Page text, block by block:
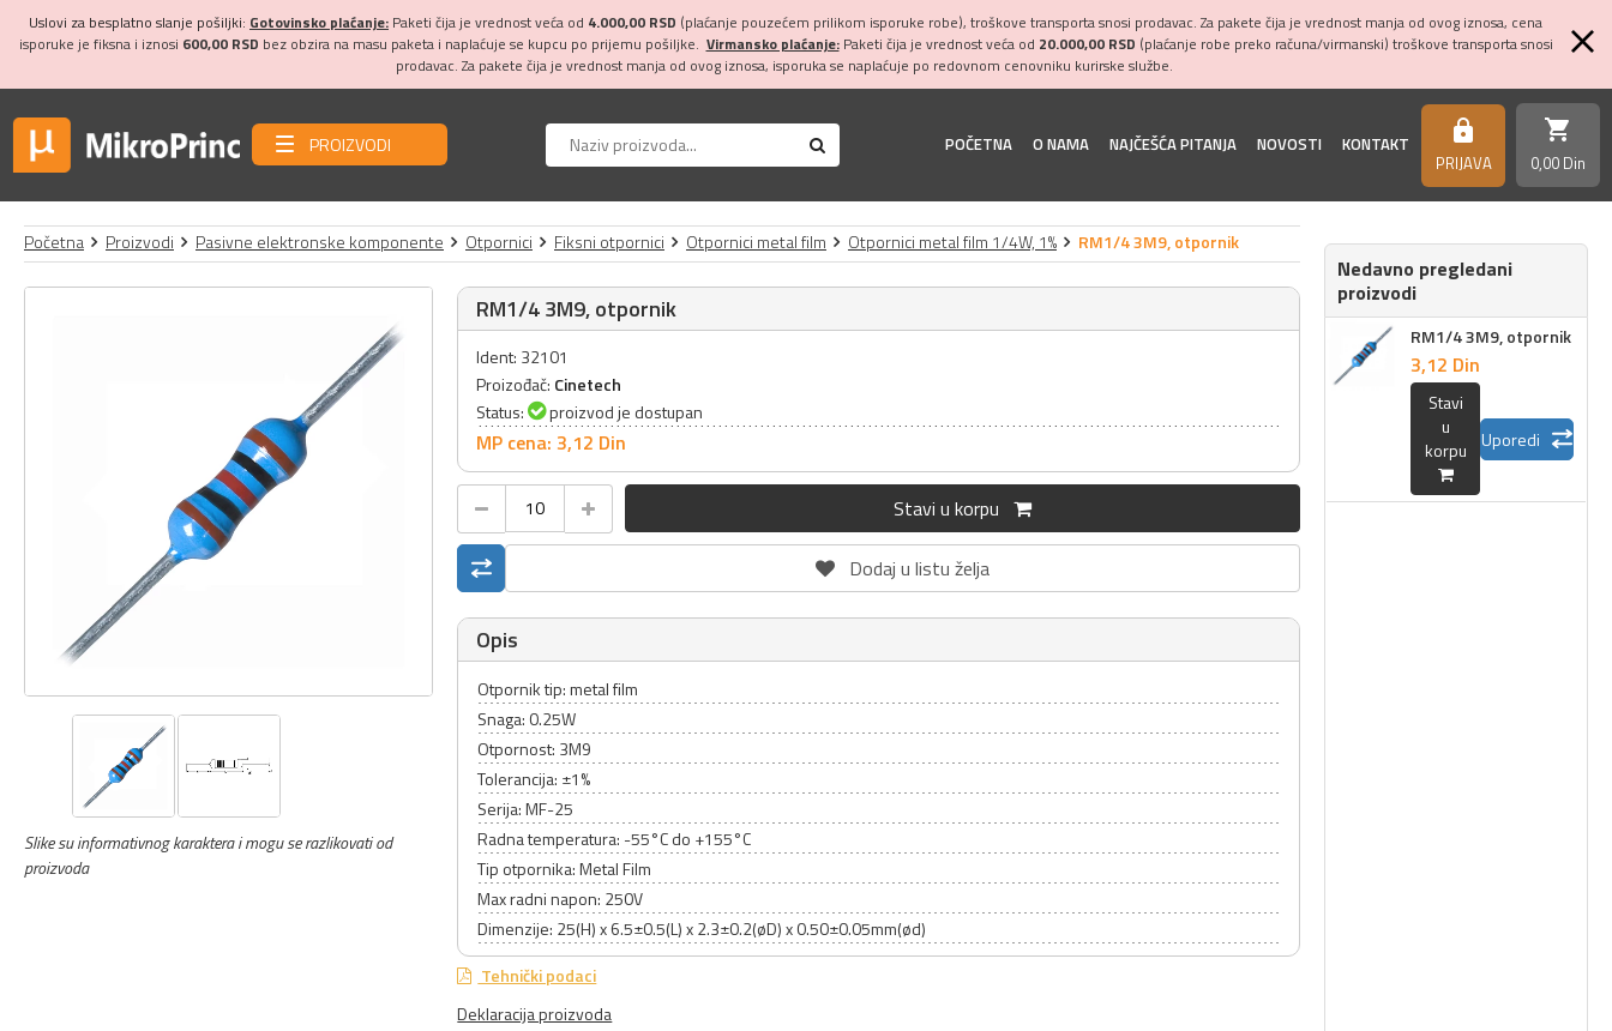
Uslovi za besplatno slanje pošiljki: Gotovinsko plaćanje: Paketi čija je vrednost veća od 4.000,00 RSD (plaćanje pouzećem prilikom isporuke robe), troškove transporta snosi prodavac. Za pakete čija je vrednost manja od ovog iznosa, cena
isporuke je fiksna i iznosi 600,00 RSD bez obzira na masu paketa i naplaćuje se kupcu po prijemu pošiljke. Virmansko plaćanje:Paketi čija je vrednost veća od 20.000,00 RSD (plaćanje robe preko računa/virmanski) troškove transporta snosi
prodavac. Za pakete čija je vrednost manja od ovog iznosa, isporuka se naplaćuje po redovnom cenovniku kurirske službe.
PROIZVODI POČETNA O NAMA NAJČEŠĆA PITANJA NOVOSTI KONTAKT https
PRIJAVA
shopping_cart
0,00 Din
Početna Proizvodi Pasivne elektronske komponente Otpornici Fiksni otpornici Otpornici metal film Otpornici metal film 1/4W, 1% RM1/4 3M9, otpornik
Slike su informativnog karaktera i mogu se razlikovati od
proizvoda
RM1/4 3M9, otpornik
Ident: 32101
Proizođač: Cinetech
Status:
proizvod je dostupan
MP cena: 3,12 Din
Stavi u korpu
Dodaj u listu želja
Opis
Otpornik tip: metal film
Snaga: 0.25W
Otpornost: 3M9
Tolerancija: ±1%
Serija: MF-25
Radna temperatura: -55°C do +155°C
Tip otpornika: Metal Film
Max radni napon: 250V
Dimenzije: 25(H) x 6.5±0.5(L) x 2.3±0.2(øD) x 0.50±0.05mm(ød)
Tehnički podaci
Deklaracija proizvoda
Nedavno pregledani
proizvodi
RM1/4 3M9, otpornik
3,12 Din
Stavi
u
korpu
Uporedi